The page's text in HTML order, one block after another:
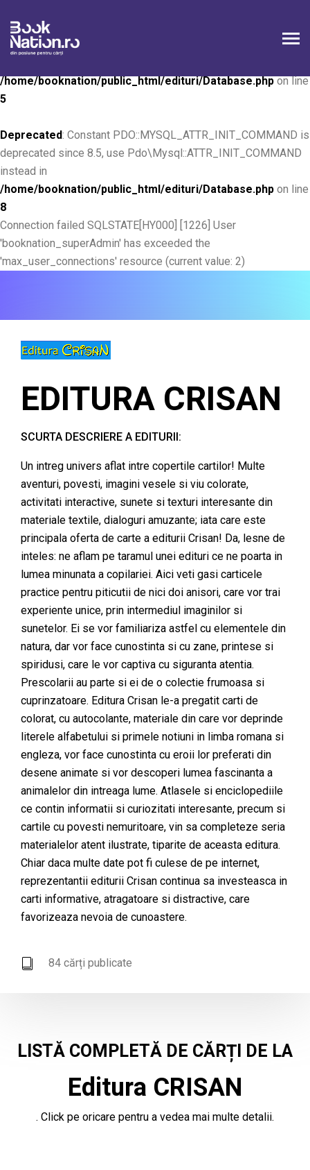
Deprecated
deprecated since 8.5, use Pdo\Mysql::ATTR_INIT_COMMAND
/home/booknation/public_html/edituri/Database.phpon line
5
Deprecated: Constant PDO::MYSQL_ATTR_INIT_COMMAND is
deprecated since 8.5, use Pdo\Mysql::ATTR_INIT_COMMAND
instead in
/home/booknation/public_html/edituri/Database.php on line
8
Connection failed SQLSTATE[HY000] [1226] User
'booknation_superAdmin' has exceeded the
'max_user_connections' resource (current value: 2)
EDITURA CRISAN
SCURTA DESCRIERE A EDITURII:
Un intreg univers aflat intre copertile cartilor! Multe
aventuri, povesti, imagini vesele si viu colorate,
activitati interactive, sunete si texturi interesante din
materiale textile, dialoguri amuzante; iata care este
principala oferta de carte a editurii Crisan! Da, lesne de
inteles: ne aflam pe taramul unei edituri ce ne poarta in
lumea minunata a copilariei. Aici veti gasi carticele
practice pentru piticutii de nici doi anisori, care vor trai
experiente unice, prin intermediul imaginilor si
sunetelor. Ei se vor familiariza astfel cu elementele din
natura, dar vor face cunostinta si cu zane, printese si
spiridusi, care le vor captiva cu siguranta atentia.
Prescolarii au parte si ei de o colectie frumoasa si
cuprinzatoare. Editura Crisan le-a pregatit carti de
colorat, cu autocolante, materiale din care vor deprinde
literele alfabetului si primele notiuni in limba romana si
engleza, vor face cunostinta cu eroii lor preferati din
desene animate si vor descoperi lumea fascinanta a
animalelor din intreaga lume. Atlasele si enciclopediile
ce contin informatii si curiozitati interesante, precum si
cartile cu povesti nemuritoare, vin sa completeze seria
materialelor atent ilustrate, tiparite de aceasta editura.
Chiar daca multe date pot fi culese de pe internet,
reprezentantii editurii Crisan continua sa investeasca in
carti informative, atragatoare si distractive, care
favorizeaza nevoia de cunoastere.
84 cărți publicate
LISTĂ COMPLETĂ DE CĂRȚI DE LA
Editura CRISAN
. Click pe oricare pentru a vedea mai multe detalii.